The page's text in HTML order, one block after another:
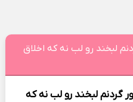
لبخند رو لب نه که اخلاق
گردنم لبخند رو لب نه که